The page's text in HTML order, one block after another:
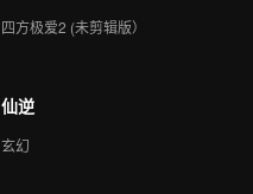
四方极爱2 (未剪辑版）
仙逆
玄幻